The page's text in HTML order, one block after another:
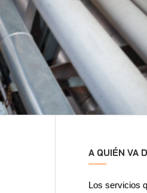
A QUIÉN VA
Los servicios